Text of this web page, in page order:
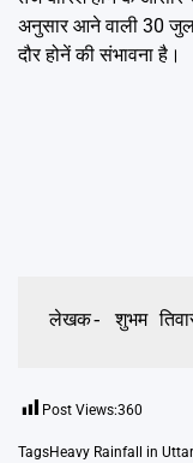
अनुसार आने वाली 30
दौर होनें की संभावना है।
लेखक- शुभम
Post Views:360
TagsHeavy Rainfall in